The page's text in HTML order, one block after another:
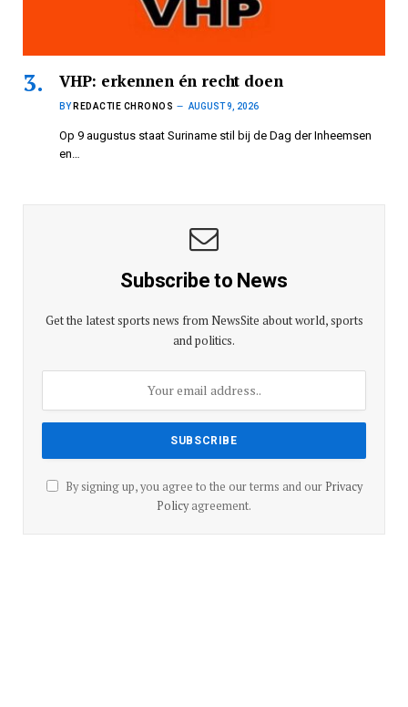
VHP: erkennen én recht doen
BY REDACTIE CHRONOS AUGUST 9, 2026
Op 9 augustus staat Suriname stil bij de Dag der Inheemsen
en…
Subscribe to News
Get the latest sports news from NewsSite about world, sports
and politics.
By signing up, you agree to the our terms and our Privacy
Policyagreement.